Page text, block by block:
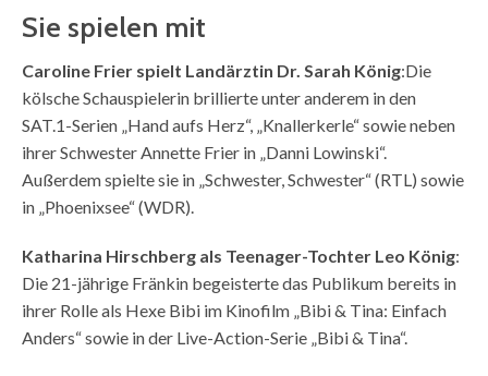
Sie spielen mit
Caroline Frier spielt Landärztin Dr. Sarah König:Die
kölsche Schauspielerin brillierte unter anderem in den
SAT.1-Serien „Hand aufs Herz“, „Knallerkerle“ sowie neben
ihrer Schwester Annette Frier in „Danni Lowinski“.
Außerdem spielte sie in „Schwester, Schwester“ (RTL) sowie
in „Phoenixsee“ (WDR).
Katharina Hirschberg als Teenager-Tochter Leo König:
Die 21-jährige Fränkin begeisterte das Publikum bereits in
ihrer Rolle als Hexe Bibi im Kinofilm „Bibi & Tina: Einfach
Anders“ sowie in der Live-Action-Serie „Bibi & Tina“.